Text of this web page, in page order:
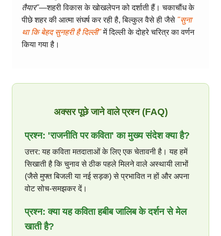
तैयार"—शहरी विकास के खोखलेपन को दर्शाती हैं। चकाचौंध के
पीछे शहर की आत्मा संघर्ष कर रही है, बिल्कुल वैसे ही जैसे "सुना
था कि बेहद सुनहरी है दिल्ली"में दिल्ली के दोहरे चरित्र का वर्णन
किया गया है।
अक्सर पूछे जाने वाले प्रश्न (FAQ)
प्रश्न: 'राजनीति पर कविता' का मुख्य संदेश क्या है?
उत्तर: यह कविता मतदाताओं के लिए एक चेतावनी है। यह हमें
सिखाती है कि चुनाव से ठीक पहले मिलने वाले अस्थायी लाभों
(जैसे मुफ्त बिजली या नई सड़क) से प्रभावित न हों और अपना
वोट सोच-समझकर दें।
प्रश्न: क्या यह कविता हबीब जालिब के दर्शन से मेल
खाती है?